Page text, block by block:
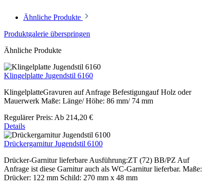
Ähnliche Produkte
Produktgalerie überspringen
Ähnliche Produkte
Klingelplatte Jugendstil 6160
KlingelplatteGravuren auf Anfrage Befestigungauf Holz oder
Mauerwerk Maße: Länge/ Höhe: 86 mm/ 74 mm
Regulärer Preis: Ab 214,20 €
Details
Drückergarnitur Jugendstil 6100
Drücker-Garnitur lieferbare Ausführung:ZT (72) BB/PZ Auf
Anfrage ist diese Garnitur auch als WC-Garnitur lieferbar. Maße:
Drücker: 122 mm Schild: 270 mm x 48 mm